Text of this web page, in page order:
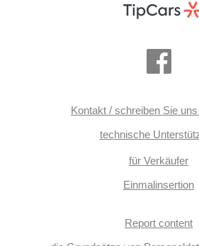
Kontakt / schreiben Sie
technische
für Verkäufer
Einmalinsertion
Report content